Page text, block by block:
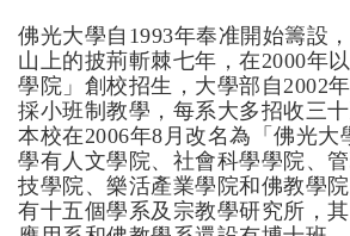
佛光大學自1993年奉准開始籌設
山上的披荊斬棘七年，在2000年
學院」創校招生，大學部自2002
採小班制教學，每系大多招收三十
本校在2006年8月改名為「佛光大
學有人文學院、社會科學學院、
技學院、樂活產業學院和佛教學
有十五個學系及宗教學研究所，